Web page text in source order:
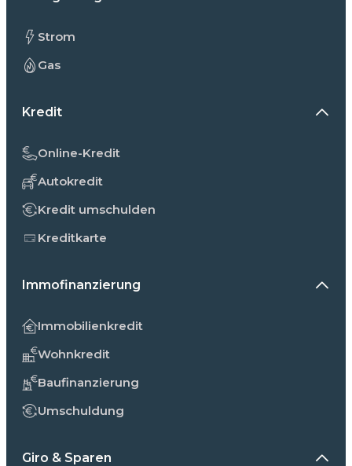
Strom
Gas
Kredit
Online-Kredit
Autokredit
Kredit umschulden
Kreditkarte
Immofinanzierung
Immobilienkredit
Wohnkredit
Baufinanzierung
Umschuldung
Giro & Sparen